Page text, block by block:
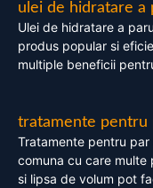
ulei de hidratare a
Ulei de hidratare a
produs popular si
multiple beneficii
tratamente pentru
Tratamente pentru
comuna cu care multe
si lipsa de volum pot